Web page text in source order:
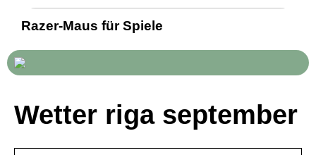
Razer-Maus für Spiele
Wetter riga september